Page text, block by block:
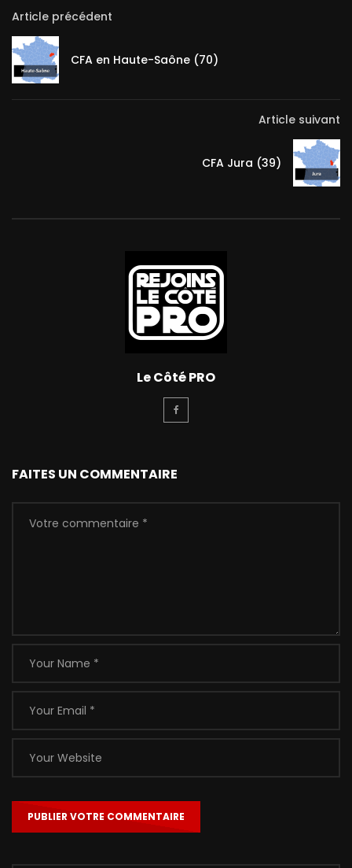
Article précédent
CFA en Haute-Saône (70)
Article suivant
CFA Jura (39)
Le Côté PRO
FAITES UN COMMENTAIRE